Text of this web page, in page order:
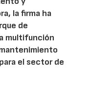
la firma ha
de
multifunción
el sector de